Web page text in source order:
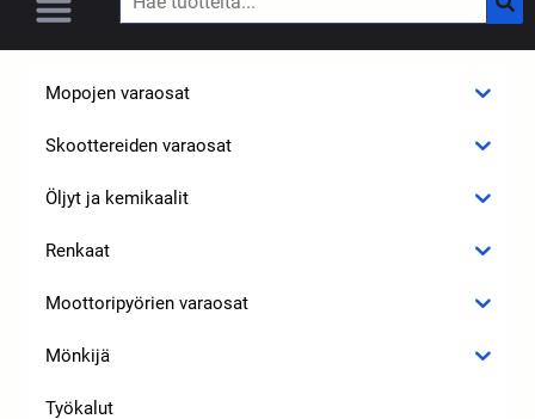
Mopojen varaosat
Skoottereiden varaosat
Öljyt ja kemikaalit
Renkaat
Moottoripyörien varaosat
Mönkijä
Työkalut